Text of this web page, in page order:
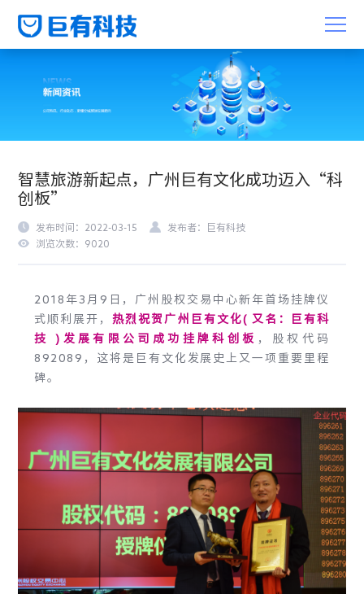
智慧旅游新起点，广州巨有文化成功迈入“科
创板”
发布时间：2022-03-15
发布者：巨有科技
浏览次数：9020
2018年3月9日，广州股权交易中心新年首场挂牌仪
式顺利展开，热烈祝贺广州巨有文化( 又名：巨有科
技 )发展有限公司成功挂牌科创板 ，股权代码
892089，这将是巨有文化发展史上又一项重要里程
碑。